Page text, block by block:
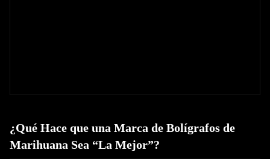
¿Qué Hace que una Marca de Bolígrafos de
Marihuana Sea “La Mejor”?